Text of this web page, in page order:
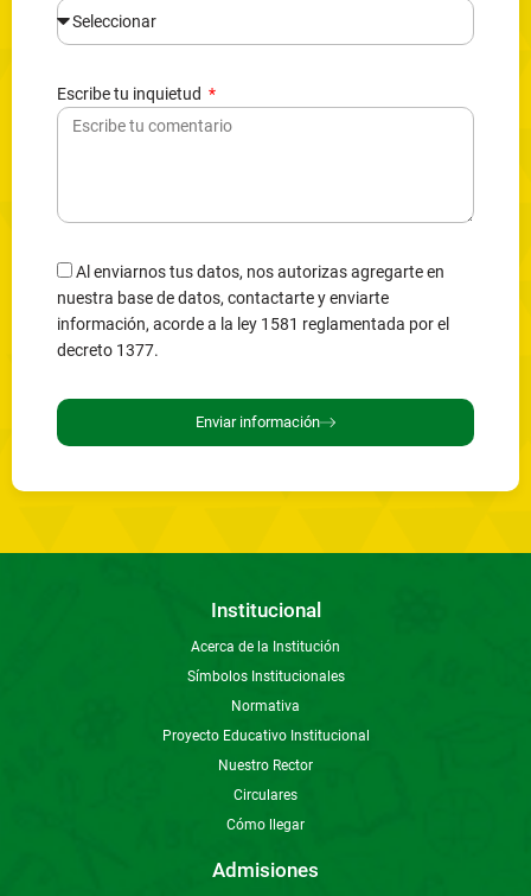
Escribe tu inquietud
Al enviarnos tus datos, nos autorizas agregarte en
nuestra base de datos, contactarte y enviarte
información, acorde a la ley 1581 reglamentada por el
decreto 1377.
Enviar información
Institucional
Acerca de la Institución
Símbolos Institucionales
Normativa
Proyecto Educativo Institucional
Nuestro Rector
Circulares
Cómo llegar
Admisiones